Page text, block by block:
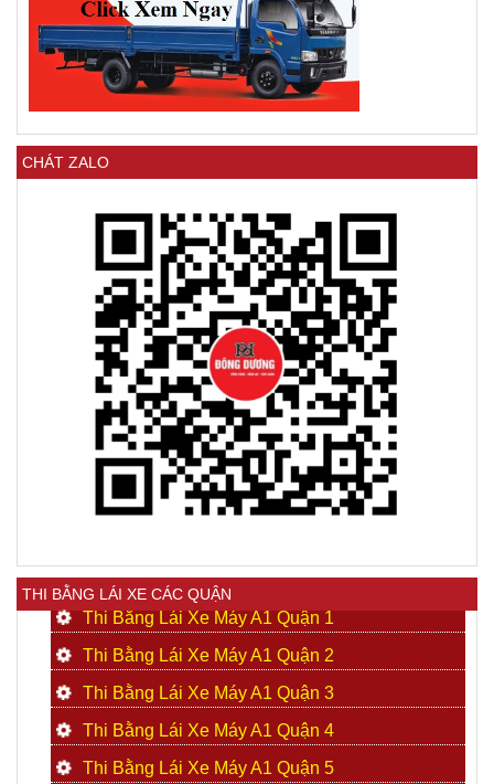
CHÁT ZALO
THI BẰNG LÁI XE CÁC QUẬN
Thi Bằng Lái Xe Máy A1 Quận 1
Thi Bằng Lái Xe Máy A1 Quận 2
Thi Bằng Lái Xe Máy A1 Quận 3
Thi Bằng Lái Xe Máy A1 Quận 4
Thi Bằng Lái Xe Máy A1 Quận 5